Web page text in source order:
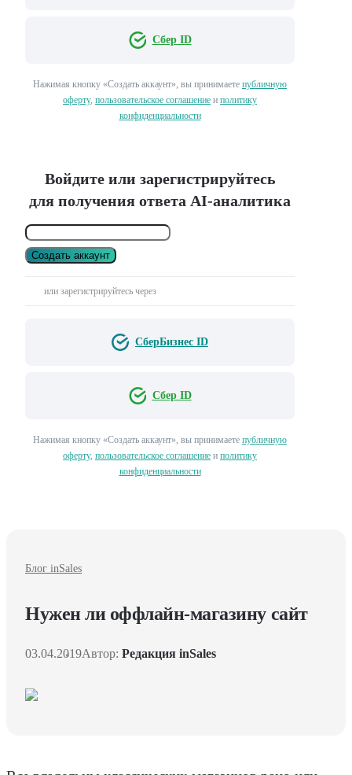
Сбер ID
Нажимая кнопку «Создать аккаунт», вы принимаете публичную
оферту, пользовательское соглашение и политику
конфиденциальности
Войдите или зарегистрируйтесь
для получения ответа AI-аналитика
Создать аккаунт
или зарегистрируйтесь через
СберБизнес ID
Сбер ID
Нажимая кнопку «Создать аккаунт», вы принимаете публичную
оферту, пользовательское соглашение и политику
конфиденциальности
Блог inSales
Нужен ли оффлайн-магазину сайт
03.04.2019Автор: Редакция inSales